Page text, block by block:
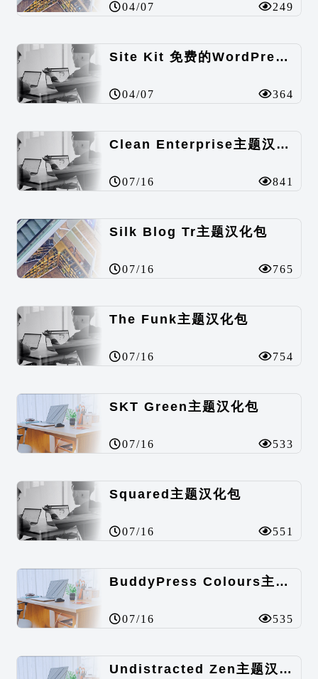
04/07 249
Site Kit 免费的WordPress数据统计插件
04/07 364
Clean Enterprise主题汉化包
07/16 841
Silk Blog Tr主题汉化包
07/16 765
The Funk主题汉化包
07/16 754
SKT Green主题汉化包
07/16 533
Squared主题汉化包
07/16 551
BuddyPress Colours主题汉化包
07/16 535
Undistracted Zen主题汉化包